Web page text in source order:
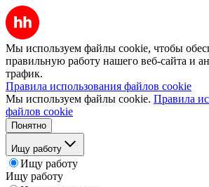
Мы используем файлы cookie, чтобы
правильную работу нашего веб-сайта и
трафик.
Правила использования файлов cookie
Мы используем файлы cookie. Правила
файлов cookie
Понятно
Ищу работу
Ищу работу
Ищу работу